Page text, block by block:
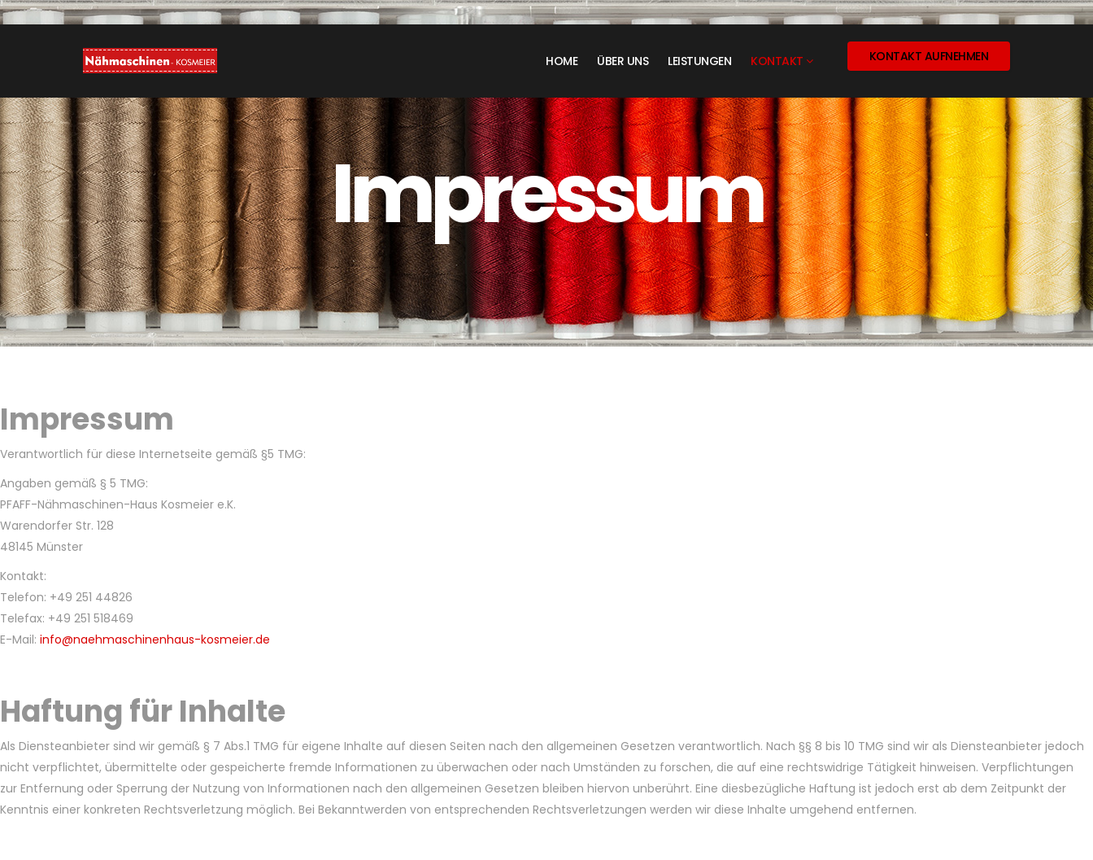
KONTAKT AUFNEHMEN
HOME ÜBER UNS LEISTUNGEN KONTAKT
Impressum
Impressum
Verantwortlich für diese Internetseite gemäß §5 TMG:
Angaben gemäß § 5 TMG:
PFAFF-Nähmaschinen-Haus Kosmeier e.K.
Warendorfer Str. 128
48145 Münster
Kontakt:
Telefon: +49 251 44826
Telefax: +49 251 518469
E-Mail: info@naehmaschinenhaus-kosmeier.de
Haftung für Inhalte
Als Diensteanbieter sind wir gemäß § 7 Abs.1 TMG für eigene Inhalte auf diesen Seiten nach den allgemeinen Gesetzen verantwortlich. Nach §§ 8 bis 10 TMG sind wir als Diensteanbieter jedoch
nicht verpflichtet, übermittelte oder gespeicherte fremde Informationen zu überwachen oder nach Umständen zu forschen, die auf eine rechtswidrige Tätigkeit hinweisen. Verpflichtungen
zur Entfernung oder Sperrung der Nutzung von Informationen nach den allgemeinen Gesetzen bleiben hiervon unberührt. Eine diesbezügliche Haftung ist jedoch erst ab dem Zeitpunkt der
Kenntnis einer konkreten Rechtsverletzung möglich. Bei Bekanntwerden von entsprechenden Rechtsverletzungen werden wir diese Inhalte umgehend entfernen.